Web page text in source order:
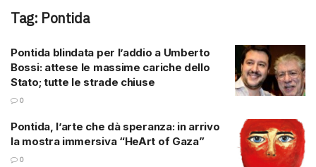
Tag: Pontida
Pontida blindata per l’addio a Umberto
Bossi: attese le massime cariche dello
Stato; tutte le strade chiuse
0
Pontida, l’arte che dà speranza: in arrivo
la mostra immersiva “HeArt of Gaza”
0